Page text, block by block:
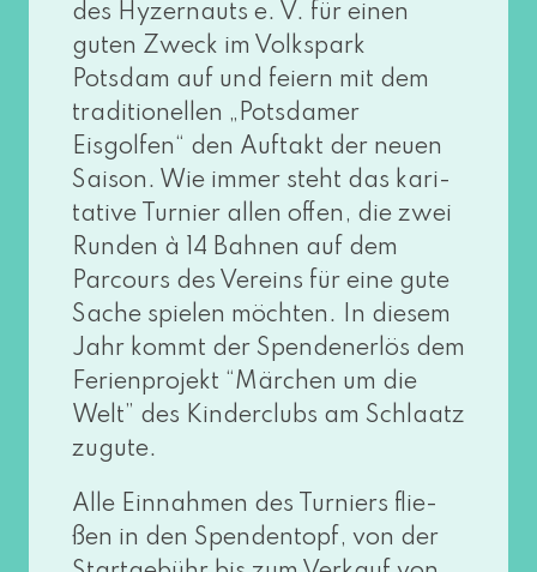
des Hyzernauts e. V. für einen
guten Zweck im Volkspark
Potsdam auf und fei­ern mit dem
tra­di­tio­nel­len „Potsdamer
Eisgolfen“ den Auftakt der neu­en
Saison. Wie immer steht das kari­
ta­ti­ve Turnier allen offen, die zwei
Runden à 14 Bahnen auf dem
Parcours des Vereins für eine gute
Sache spie­len möch­ten. In die­sem
Jahr kommt der Spendenerlös dem
Ferienprojekt “Märchen um die
Welt” des Kinderclubs am Schlaatz
zugute.
Alle Einnahmen des Turniers flie­
ßen in den Spendentopf, von der